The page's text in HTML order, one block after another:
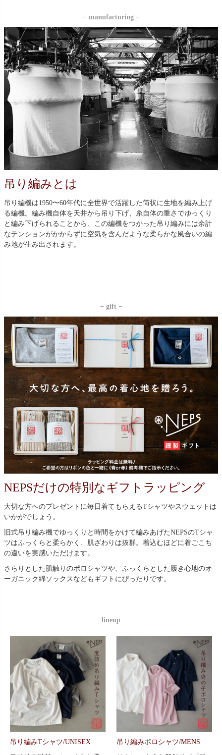
− manufacturing −
吊り編みとは
吊り編機は1950〜60年代に全世界で活躍した筒状に生地を編み上げ
る編機。編み機自体を天井から吊り下げ、糸自体の重さでゆっくり
と編み下げられることから、この編機をつかった吊り編みには余計
なテンションがかからずに空気を含んだような柔らかな風合いの編
み地が生み出されます。
− gift −
NEPSだけの特別なギフトラッピング
大切な方へのプレゼントに毎日着てもらえるTシャツやスウェットは
いかがでしょう。
旧式吊り編み機でゆっくりと時間をかけて編みあげたNEPSのTシャ
ツはふっくらと柔らかく、肌ざわりは抜群。着込むほどに着ごこち
の違いを実感いただけます。
さらりとした肌触りのポロシャツや、ふっくらとした履き心地のオ
ーガニック綿ソックスなどもギフトにぴったりです。
− lineup −
吊り編みTシャツ/UNISEX 吊り編みポロシャツ/MENS